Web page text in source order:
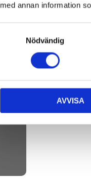
med annan information
Nödvändig
AVVISA